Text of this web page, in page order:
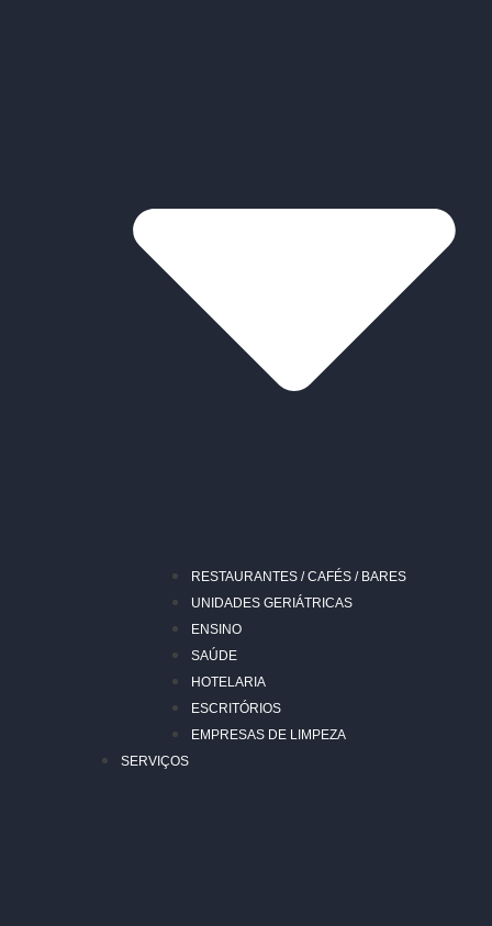
RESTAURANTES / CAFÉS / BARES
UNIDADES GERIÁTRICAS
ENSINO
SAÚDE
HOTELARIA
ESCRITÓRIOS
EMPRESAS DE LIMPEZA
SERVIÇOS